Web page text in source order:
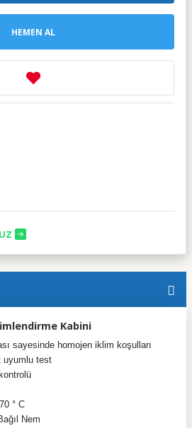
HEMEN AL
Kabini
sayesinde homojen iklim koşulları
uyumlu test
° C
Nem